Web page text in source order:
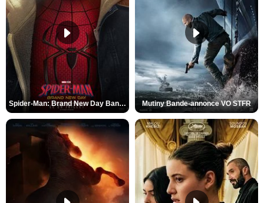
Spider-Man: Brand New Day Bande-annonce VO STFR Mutiny Bande-annonce VO STFR